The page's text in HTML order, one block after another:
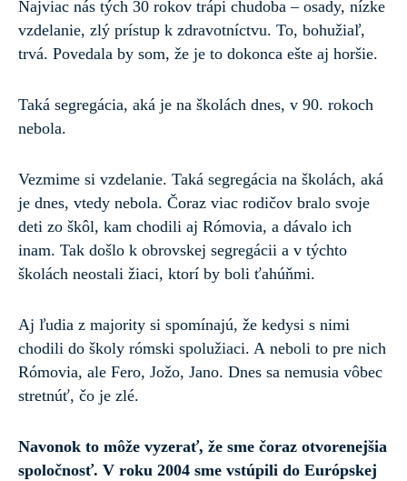
Najviac nás tých 30 rokov trápi chudoba – osady, nízke
vzdelanie, zlý prístup k zdravotníctvu. To, bohužiaľ,
trvá. Povedala by som, že je to dokonca ešte aj horšie.
Taká segregácia, aká je na školách dnes, v 90. rokoch
nebola.
Vezmime si vzdelanie. Taká segregácia na školách, aká
je dnes, vtedy nebola. Čoraz viac rodičov bralo svoje
deti zo škôl, kam chodili aj Rómovia, a dávalo ich
inam. Tak došlo k obrovskej segregácii a v týchto
školách neostali žiaci, ktorí by boli ťahúňmi.
Aj ľudia z majority si spomínajú, že kedysi s nimi
chodili do školy rómski spolužiaci. A neboli to pre nich
Rómovia, ale Fero, Jožo, Jano. Dnes sa nemusia vôbec
stretnúť, čo je zlé.
Navonok to môže vyzerať, že sme čoraz otvorenejšia
spoločnosť. V roku 2004 sme vstúpili do Európskej